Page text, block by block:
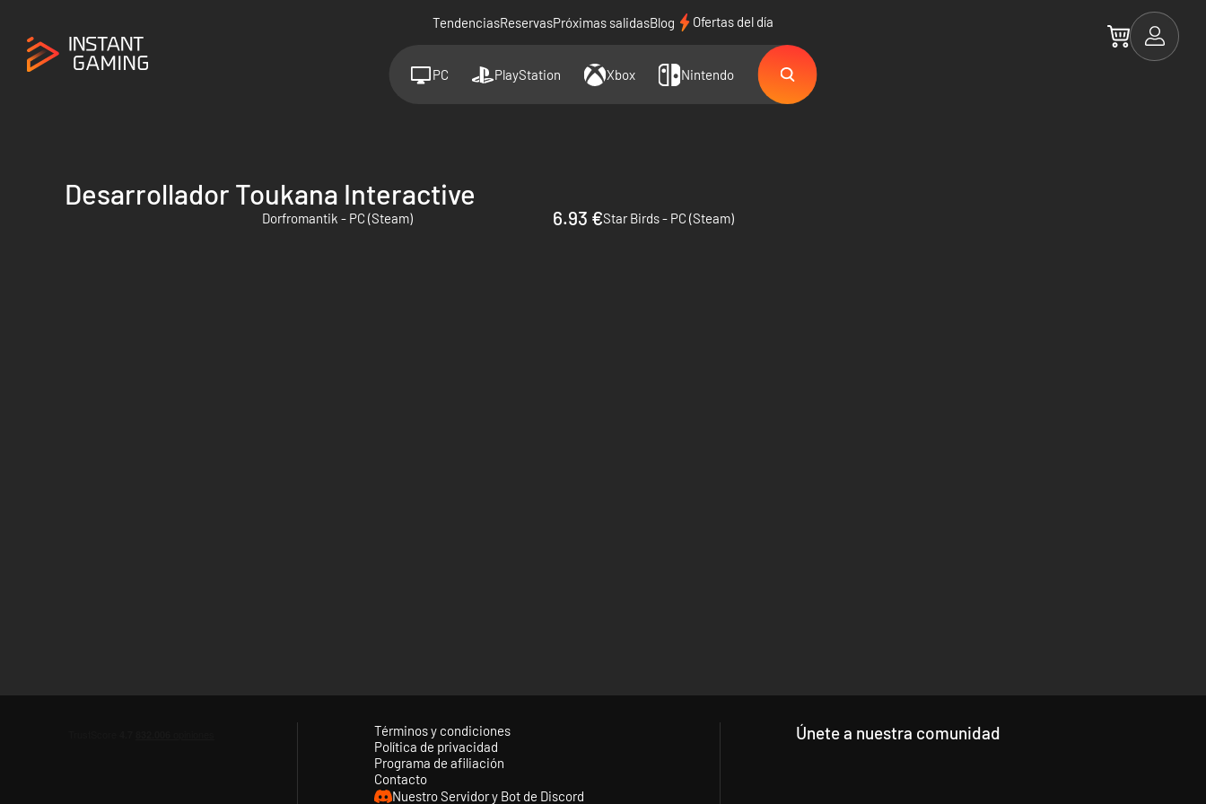
TendenciasReservasPróximas salidasBlog Ofertas del día
PC PlayStation Xbox Nintendo
Desarrollador Toukana Interactive
Dorfromantik - PC (Steam) 6.93 €Star Birds - PC (Steam)
Términos y condiciones
Política de privacidad
Programa de afiliación
Contacto
Nuestro Servidor y Bot de Discord
Únete a nuestra comunidad